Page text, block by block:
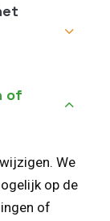
of
We
op de
of